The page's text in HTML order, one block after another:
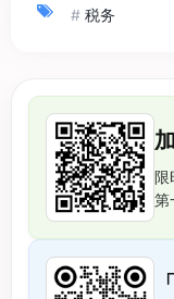
# 税务
限
第